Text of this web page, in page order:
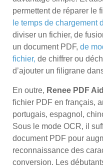
permettent de réparer le
le temps de chargement
diviser un fichier, de
un document PDF, de
fichier, de chiffrer ou
d’ajouter un filigrane
En outre, Renee PDF
fichier PDF en français,
portugais, espagnol,
Sous le mode OCR, il
document PDF pour
reconnaissance des
conversion. Les